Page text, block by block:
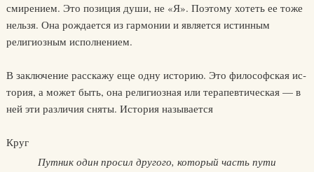
смирением. Это позиция души, не «Я». Поэтому хотеть ее тоже
нельзя. Она рожда­ется из гармонии и является истинным
религиозным исполнением.
В заключение расскажу еще одну историю. Это философская ис­
тория, а может быть, она религиозная или терапевтическая — в
ней эти различия сняты. История называется
Круг
Путник один просил другого, который часть пути